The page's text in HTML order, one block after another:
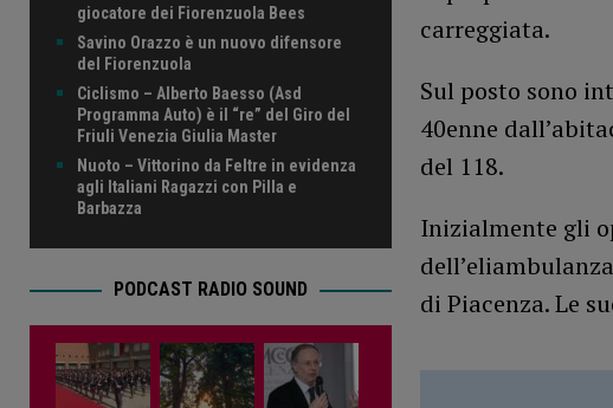
carreggiata.
Sul posto sono
40enne
del 118.
Inizialmente gli
di Piacenza. Le
giocatore dei Fiorenzuola Bees
Savino Orazzo è un nuovo difensore
del Fiorenzuola
Ciclismo – Alberto Baesso (Asd
Programma Auto) è il “re” del Giro del
Friuli Venezia Giulia Master
Nuoto – Vittorino da Feltre in evidenza
agli Italiani Ragazzi con Pilla e
Barbazza
PODCAST RADIO SOUND